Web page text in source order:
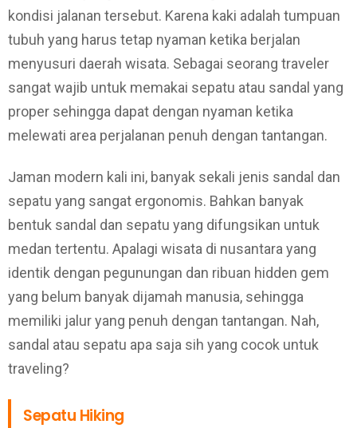
kondisi jalanan tersebut. Karena kaki adalah tumpuan
tubuh yang harus tetap nyaman ketika berjalan
menyusuri daerah wisata. Sebagai seorang traveler
sangat wajib untuk memakai sepatu atau sandal yang
proper sehingga dapat dengan nyaman ketika
melewati area perjalanan penuh dengan tantangan.
Jaman modern kali ini, banyak sekali jenis sandal dan
sepatu yang sangat ergonomis. Bahkan banyak
bentuk sandal dan sepatu yang difungsikan untuk
medan tertentu. Apalagi wisata di nusantara yang
identik dengan pegunungan dan ribuan hidden gem
yang belum banyak dijamah manusia, sehingga
memiliki jalur yang penuh dengan tantangan. Nah,
sandal atau sepatu apa saja sih yang cocok untuk
traveling?
Sepatu Hiking